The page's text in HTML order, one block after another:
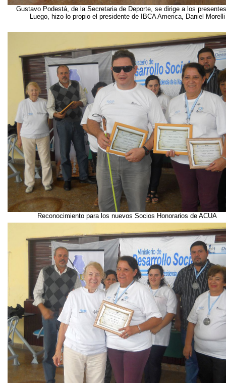
Gustavo Podestá, de la Secretaria de Deporte, se dirige a los
Luego, hizo lo propio el presidente de IBCA America, Daniel Morelli
Reconocimiento para los nuevos Socios Honorarios de ACUA